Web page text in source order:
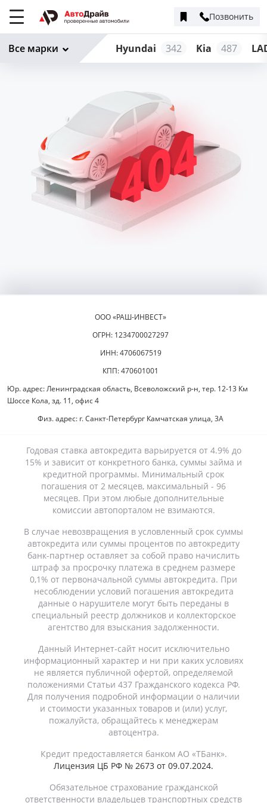
Позвонить
Hyundai 342 Kia 487
Все марки
ООО «РАШ-ИНВЕСТ»
ОГРН: 1234700027297
ИНН: 4706067519
КПП: 470601001
Юр. адрес: Ленинградская область, Всеволожский р-н, тер. 12-13 Км
Шоссе Кола, зд. 11, офис 4
Физ. адрес: г. Санкт-Петербург Камчатская улица, 3А
Годовая ставка автокредита варьируется от 4.9% до
15% и зависит от конкретного банка, суммы займа и
кредитной программы. Минимальный срок
погашения от 2 месяцев, максимальный - 96
месяцев. При этом любые дополнительные
комиссии автопорталом не взимаются.
В случае невозвращения в условленный срок суммы
автокредита или суммы процентов по автокредиту
банк-партнер оставляет за собой право начислить
штраф за просрочку платежа в среднем размере
0,1% от первоначальной суммы автокредита. При
несоблюдении условий погашения автокредита
данные о нарушителе могут быть переданы в
специальный реестр должников и коллекторское
агентство для взыскания задолженности.
Данный Интернет-сайт носит исключительно
информационный характер и ни при каких условиях
не является публичной офертой, определяемой
положениями Статьи 437 Гражданского кодекса РФ.
Для получения подробной информации о наличии
и стоимости указанных товаров и (или) услуг,
пожалуйста, обращайтесь к менеджерам
автоцентра.
Кредит предоставляется банком АО «ТБанк».
Лицензия ЦБ РФ № 2673 от 09.07.2024.
Обязательное страхование гражданской
ответственности владельцев транспортных средств